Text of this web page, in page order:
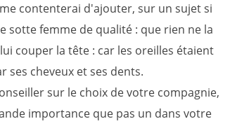
contenterai d'ajouter, sur un sujet si
sotte femme de qualité : que rien ne la
couper la tête : car les oreilles étaient
ses cheveux et ses dents.
sur le choix de votre compagnie,
importance que pas un dans votre